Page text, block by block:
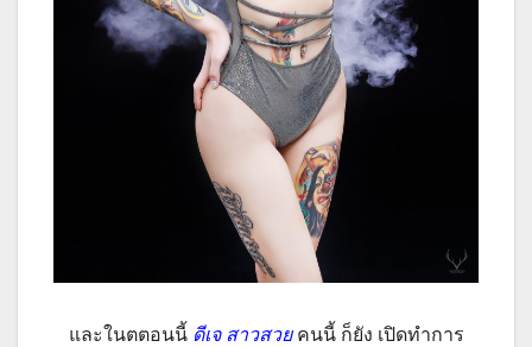
และในตตอนนี้ ดีเจ สาวสวยคนนี้ ก็ยัง เปิดทำการ